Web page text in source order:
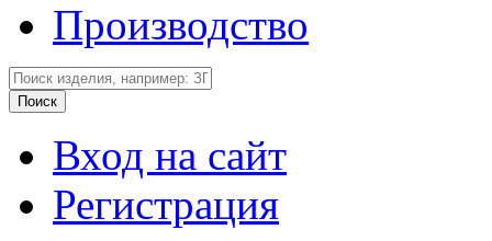
Производство
Вход на сайт
Регистрация